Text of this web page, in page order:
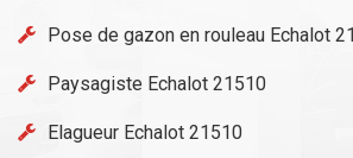
Pose de gazon en rouleau Echalot
Paysagiste Echalot 21510
Elagueur Echalot 21510